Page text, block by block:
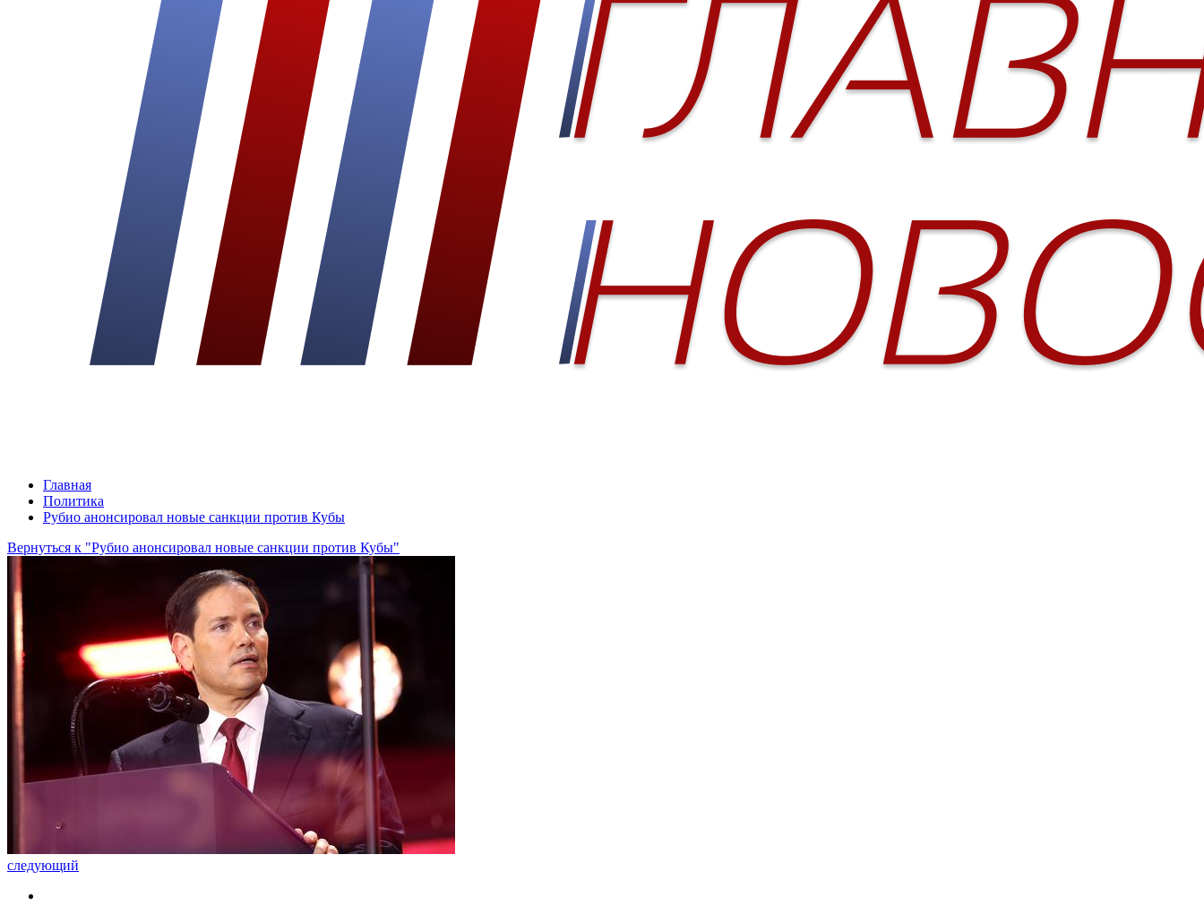
Главная
Политика
Рубио анонсировал новые санкции против Кубы
Вернуться к "Рубио анонсировал новые санкции против Кубы"
следующий